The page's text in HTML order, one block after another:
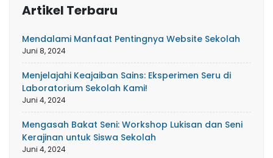
Artikel Terbaru
Mendalami Manfaat Pentingnya Website Sekolah
Juni 8, 2024
Menjelajahi Keajaiban Sains: Eksperimen Seru di
Laboratorium Sekolah Kami!
Juni 4, 2024
Mengasah Bakat Seni: Workshop Lukisan dan Seni
Kerajinan untuk Siswa Sekolah
Juni 4, 2024